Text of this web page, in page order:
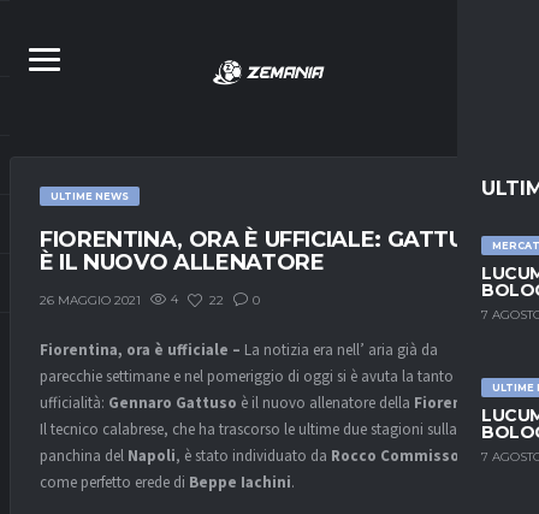
7
ULTIME
7
ULTIME NEWS
FIORENTINA, ORA È UFFICIALE: GATTUSO
È IL NUOVO ALLENATORE
26 MAGGIO 2021 4 22 0
Fiorentina, ora è ufficiale – La notizia era nell’ aria già da
parecchie settimane e nel pomeriggio di oggi si è avuta la tanto attesa
ufficialità: Gennaro Gattuso è il nuovo allenatore della Fiorentina.
Il tecnico calabrese, che ha trascorso le ultime due stagioni sulla
panchina del Napoli, è stato individuato da Rocco Commisso
come perfetto erede di Beppe Iachini.